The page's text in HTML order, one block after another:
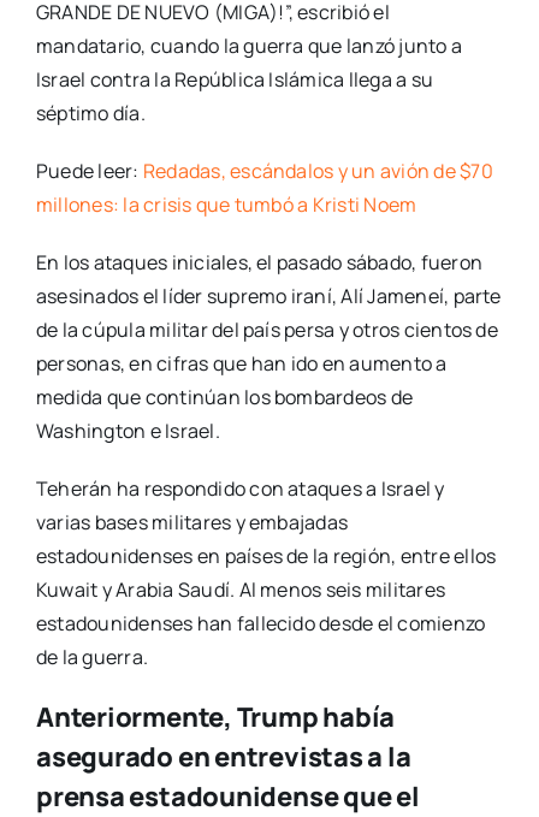
GRANDE DE NUEVO (MIGA)!”, escribió el
mandatario, cuando la guerra que lanzó junto a
Israel contra la República Islámica llega a su
séptimo día.
Puede leer: Redadas, escándalos y un avión de $70
millones: la crisis que tumbó a Kristi Noem
En los ataques iniciales, el pasado sábado, fueron
asesinados el líder supremo iraní, Alí Jameneí, parte
de la cúpula militar del país persa y otros cientos de
personas, en cifras que han ido en aumento a
medida que continúan los bombardeos de
Washington e Israel.
Teherán ha respondido con ataques a Israel y
varias bases militares y embajadas
estadounidenses en países de la región, entre ellos
Kuwait y Arabia Saudí. Al menos seis militares
estadounidenses han fallecido desde el comienzo
de la guerra.
Anteriormente, Trump había
asegurado en entrevistas a la
prensa estadounidense que el